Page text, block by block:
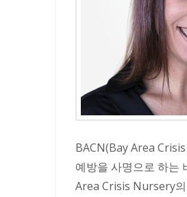
BACN(Bay Area
예방을 사명으로 하는
Area Crisis Nursery